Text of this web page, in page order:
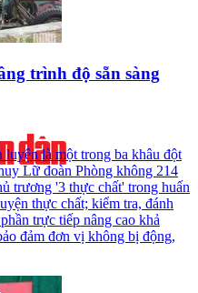
trình độ sẵn sàng
luyện là một trong ba khâu đột
Lữ đoàn Phòng không 214
trương '3 thực chất' trong huấn
thực chất; kiểm tra, đánh
trực tiếp nâng cao khả
đảm đơn vị không bị động,